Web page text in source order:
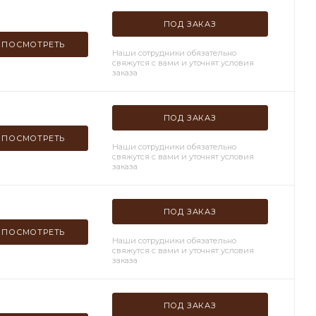
ПОСМОТРЕТЬ
ПОД ЗАКАЗ
Наши сотрудники обязательно
свяжутся с вами и уточнят условия
заказа
ПОСМОТРЕТЬ
ПОД ЗАКАЗ
Наши сотрудники обязательно
свяжутся с вами и уточнят условия
заказа
ПОСМОТРЕТЬ
ПОД ЗАКАЗ
Наши сотрудники обязательно
свяжутся с вами и уточнят условия
заказа
ПОД ЗАКАЗ